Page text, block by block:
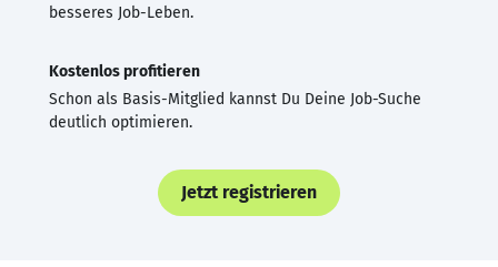
besseres Job-Leben.
Kostenlos profitieren
Schon als Basis-Mitglied kannst Du Deine Job-Suche
deutlich optimieren.
Jetzt registrieren